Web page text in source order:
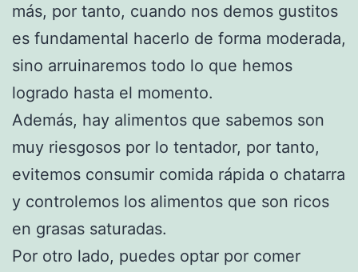
más, por tanto, cuando nos demos gustitos
es fundamental hacerlo de forma moderada,
sino arruinaremos todo lo que hemos
logrado hasta el momento.
Además, hay alimentos que sabemos son
muy riesgosos por lo tentador, por tanto,
evitemos consumir comida rápida o chatarra
y controlemos los alimentos que son ricos
en grasas saturadas.
Por otro lado, puedes optar por comer